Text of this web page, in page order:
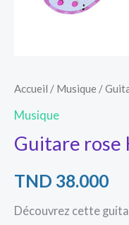
Accueil / Musique /
Musique
Guitare rose
TND 38.000
Découvrez cette